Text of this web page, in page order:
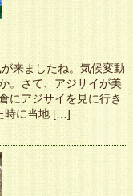
来ましたね。気候変動
。さて、アジサイが美
にアジサイを見に行き
時に当地 […]